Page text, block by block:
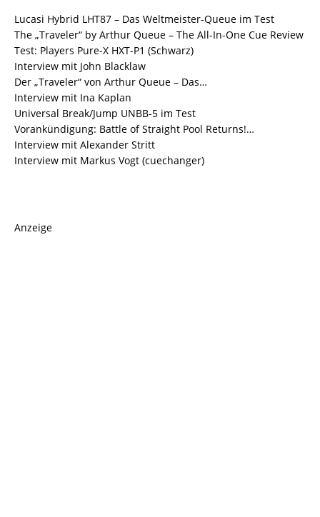
Lucasi Hybrid LHT87 – Das Weltmeister-Queue im Test
The „Traveler“ by Arthur Queue – The All-In-One Cue Review
Test: Players Pure-X HXT-P1 (Schwarz)
Interview mit John Blacklaw
Der „Traveler“ von Arthur Queue – Das…
Interview mit Ina Kaplan
Universal Break/Jump UNBB-5 im Test
Vorankündigung: Battle of Straight Pool Returns!…
Interview mit Alexander Stritt
Interview mit Markus Vogt (cuechanger)
Anzeige